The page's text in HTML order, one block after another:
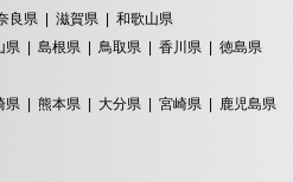
良県 滋賀県
和歌山県
県 島根県 鳥取県 香川県
徳島県
県 熊本県 大分県 宮崎県
鹿児島県